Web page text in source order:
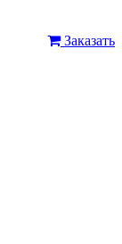
Заказать